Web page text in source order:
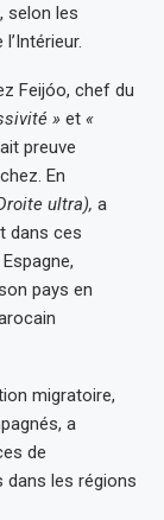
selon les
Feijóo, chef du
» et «
preuve
En
ultra), a
dans ces
pays en
migratoire,
a
de
dans les régions